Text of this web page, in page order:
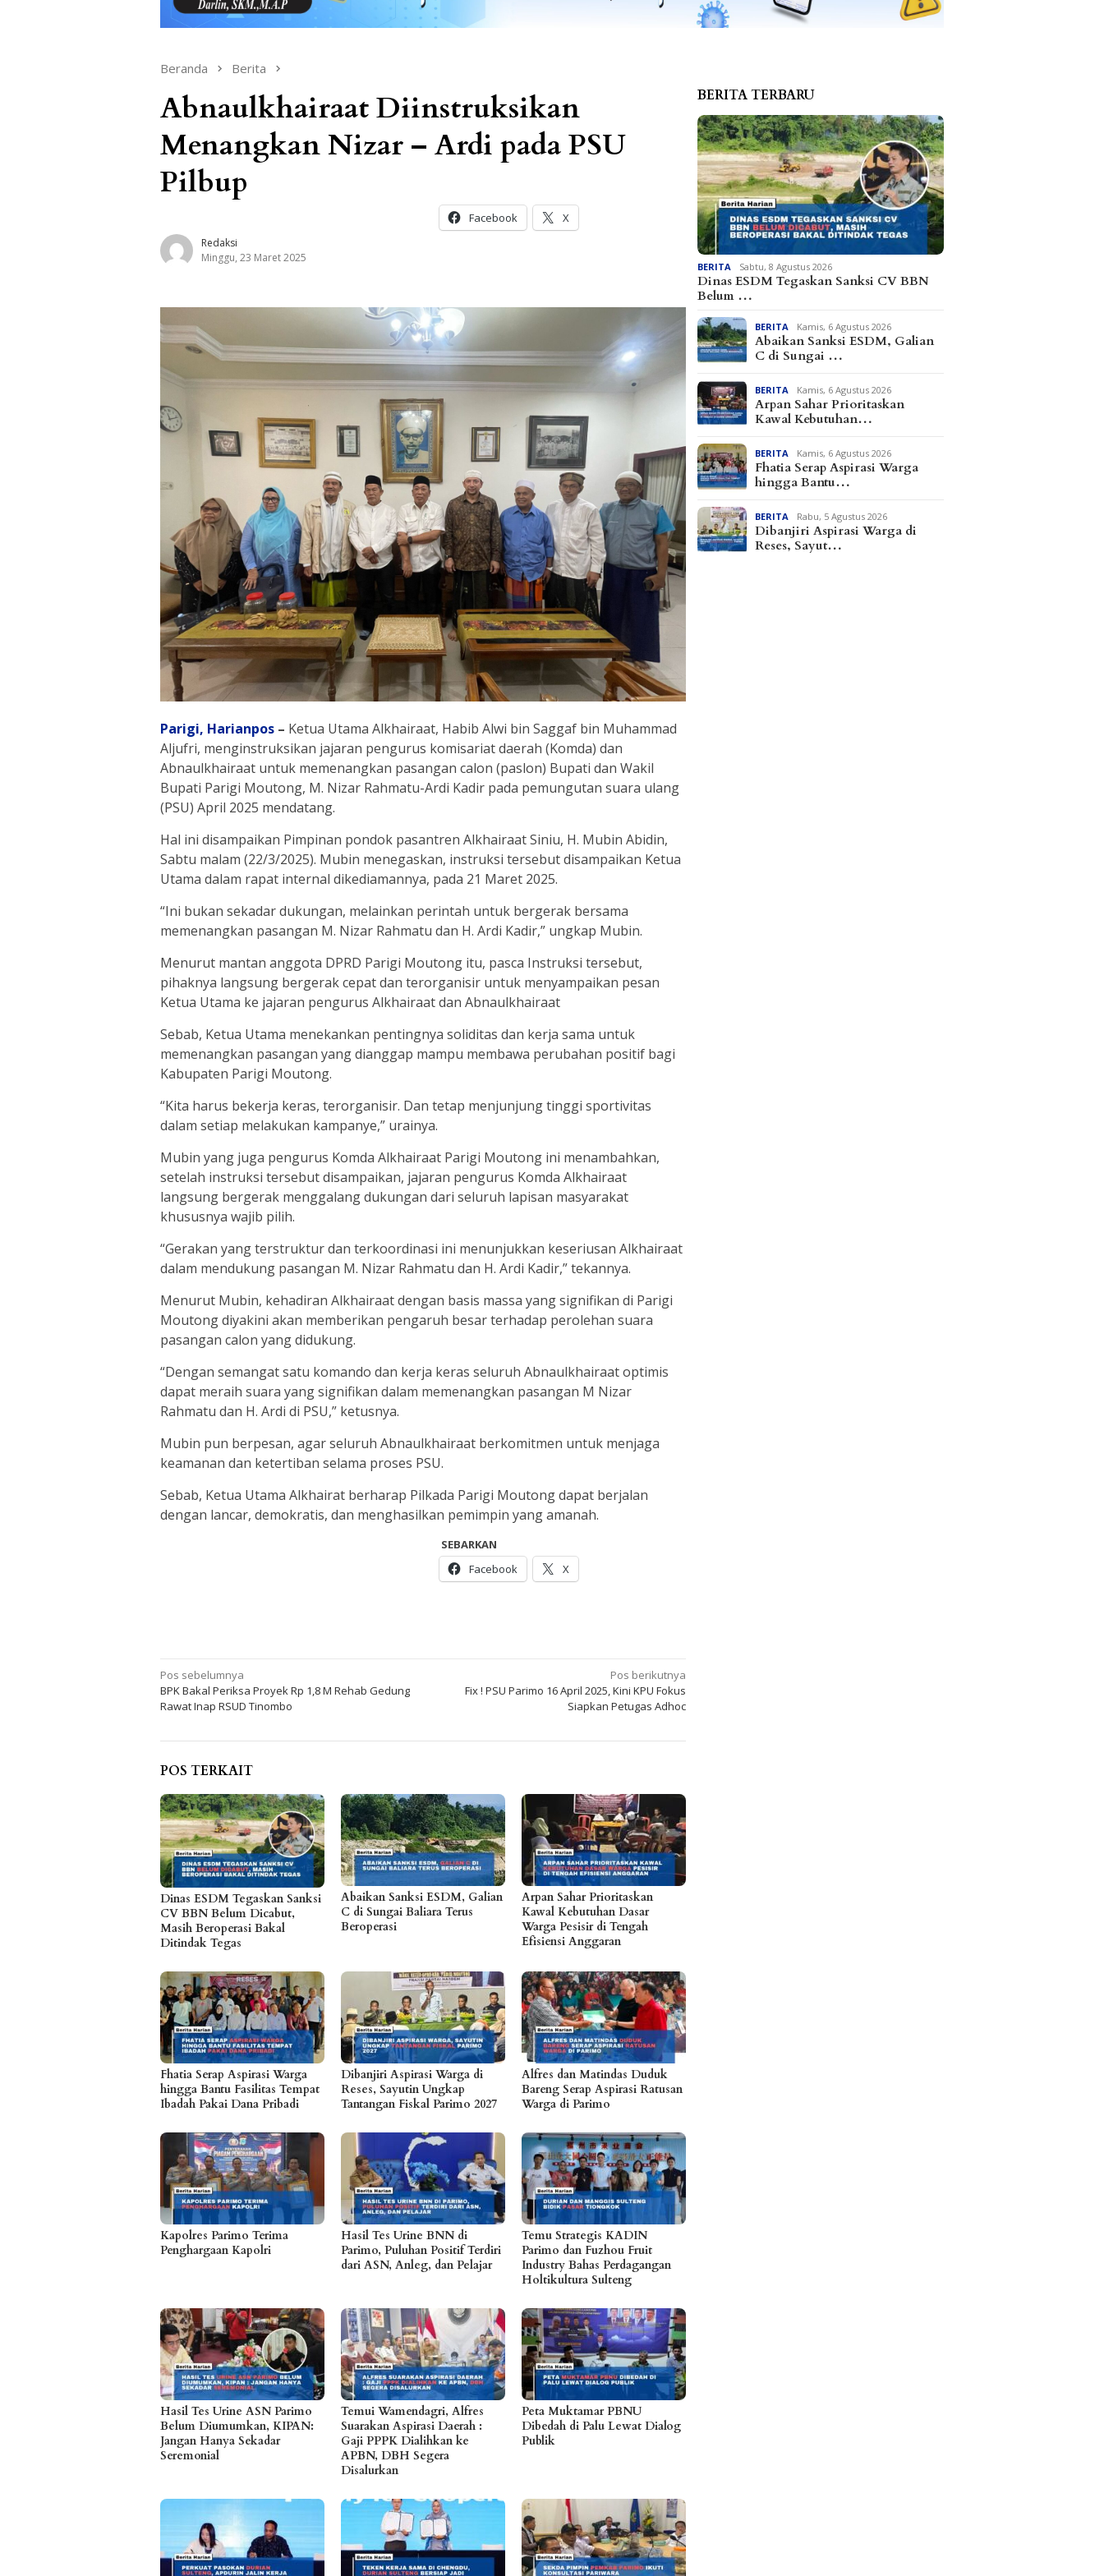
Beranda Berita
Abnaulkhairaat Diinstruksikan
Menangkan Nizar – Ardi pada PSU
Pilbup
Redaksi
Minggu, 23 Maret 2025
Facebook X
Parigi, Harianpos – Ketua Utama Alkhairaat, Habib Alwi bin Saggaf bin Muhammad
Aljufri, menginstruksikan jajaran pengurus komisariat daerah (Komda) dan
Abnaulkhairaat untuk memenangkan pasangan calon (paslon) Bupati dan Wakil
Bupati Parigi Moutong, M. Nizar Rahmatu-Ardi Kadir pada pemungutan suara ulang
(PSU) April 2025 mendatang.
Hal ini disampaikan Pimpinan pondok pasantren Alkhairaat Siniu, H. Mubin Abidin,
Sabtu malam (22/3/2025). Mubin menegaskan, instruksi tersebut disampaikan Ketua
Utama dalam rapat internal dikediamannya, pada 21 Maret 2025.
“Ini bukan sekadar dukungan, melainkan perintah untuk bergerak bersama
memenangkan pasangan M. Nizar Rahmatu dan H. Ardi Kadir,” ungkap Mubin.
Menurut mantan anggota DPRD Parigi Moutong itu, pasca Instruksi tersebut,
pihaknya langsung bergerak cepat dan terorganisir untuk menyampaikan pesan
Ketua Utama ke jajaran pengurus Alkhairaat dan Abnaulkhairaat
Sebab, Ketua Utama menekankan pentingnya soliditas dan kerja sama untuk
memenangkan pasangan yang dianggap mampu membawa perubahan positif bagi
Kabupaten Parigi Moutong.
“Kita harus bekerja keras, terorganisir. Dan tetap menjunjung tinggi sportivitas
dalam setiap melakukan kampanye,” urainya.
Mubin yang juga pengurus Komda Alkhairaat Parigi Moutong ini menambahkan,
setelah instruksi tersebut disampaikan, jajaran pengurus Komda Alkhairaat
langsung bergerak menggalang dukungan dari seluruh lapisan masyarakat
khususnya wajib pilih.
“Gerakan yang terstruktur dan terkoordinasi ini menunjukkan keseriusan Alkhairaat
dalam mendukung pasangan M. Nizar Rahmatu dan H. Ardi Kadir,” tekannya.
Menurut Mubin, kehadiran Alkhairaat dengan basis massa yang signifikan di Parigi
Moutong diyakini akan memberikan pengaruh besar terhadap perolehan suara
pasangan calon yang didukung.
“Dengan semangat satu komando dan kerja keras seluruh Abnaulkhairaat optimis
dapat meraih suara yang signifikan dalam memenangkan pasangan M Nizar
Rahmatu dan H. Ardi di PSU,” ketusnya.
Mubin pun berpesan, agar seluruh Abnaulkhairaat berkomitmen untuk menjaga
keamanan dan ketertiban selama proses PSU.
Sebab, Ketua Utama Alkhairat berharap Pilkada Parigi Moutong dapat berjalan
dengan lancar, demokratis, dan menghasilkan pemimpin yang amanah.
SEBARKAN
Facebook
X
Navigasi
pos
Pos sebelumnya
BPK Bakal Periksa Proyek Rp 1,8 M Rehab Gedung
Rawat Inap RSUD Tinombo
Pos berikutnya
Fix ! PSU Parimo 16 April 2025, Kini KPU Fokus
Siapkan Petugas Adhoc
POS TERKAIT
Dinas ESDM Tegaskan Sanksi
CV BBN Belum Dicabut,
Masih Beroperasi Bakal
Ditindak Tegas
Abaikan Sanksi ESDM, Galian
C di Sungai Baliara Terus
Beroperasi
Arpan Sahar Prioritaskan
Kawal Kebutuhan Dasar
Warga Pesisir di Tengah
Efisiensi Anggaran
Fhatia Serap Aspirasi Warga
hingga Bantu Fasilitas Tempat
Ibadah Pakai Dana Pribadi
Dibanjiri Aspirasi Warga di
Reses, Sayutin Ungkap
Tantangan Fiskal Parimo 2027
Alfres dan Matindas Duduk
Bareng Serap Aspirasi Ratusan
Warga di Parimo
Kapolres Parimo Terima
Penghargaan Kapolri
Hasil Tes Urine BNN di
Parimo, Puluhan Positif Terdiri
dari ASN, Anleg, dan Pelajar
Temu Strategis KADIN
Parimo dan Fuzhou Fruit
Industry Bahas Perdagangan
Holtikultura Sulteng
Hasil Tes Urine ASN Parimo
Belum Diumumkan, KIPAN:
Jangan Hanya Sekadar
Seremonial
Temui Wamendagri, Alfres
Suarakan Aspirasi Daerah :
Gaji PPPK Dialihkan ke
APBN, DBH Segera
Disalurkan
Peta Muktamar PBNU
Dibedah di Palu Lewat Dialog
Publik
BERITA TERBARU
BERITA Sabtu, 8 Agustus 2026
Dinas ESDM Tegaskan Sanksi CV BBN
Belum …
BERITA Kamis, 6 Agustus 2026
Abaikan Sanksi ESDM, Galian
C di Sungai …
BERITA Kamis, 6 Agustus 2026
Arpan Sahar Prioritaskan
Kawal Kebutuhan…
BERITA Kamis, 6 Agustus 2026
Fhatia Serap Aspirasi Warga
hingga Bantu…
BERITA Rabu, 5 Agustus 2026
Dibanjiri Aspirasi Warga di
Reses, Sayut…